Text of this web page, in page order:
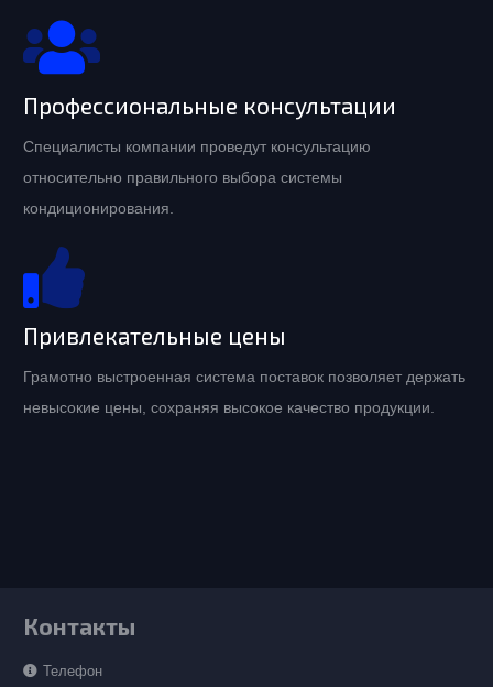
Профессиональные консультации
Специалисты компании проведут консультацию
относительно правильного выбора системы
кондиционирования.
Привлекательные цены
Грамотно выстроенная система поставок позволяет держать
невысокие цены, сохраняя высокое качество продукции.
Контакты
Телефон